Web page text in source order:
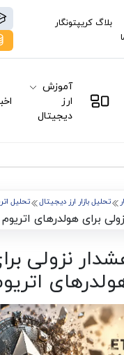
بلاگ کریپتونگار
آموزش
ارز
دیجیتال
تحلیل بازار ارز دیجیتال تحلیل
برای هولدرهای اتریوم
نزولی